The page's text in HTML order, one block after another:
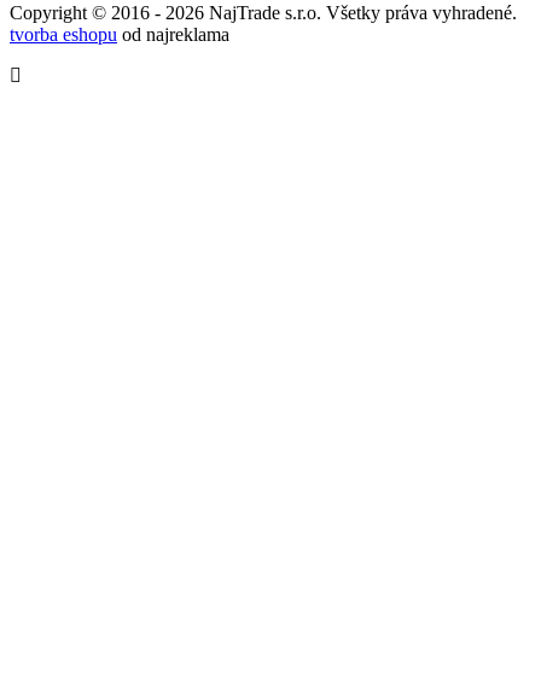
Copyright © 2016 - 2026 NajTrade s.r.o. Všetky práva vyhradené.
tvorba eshopu od najreklama